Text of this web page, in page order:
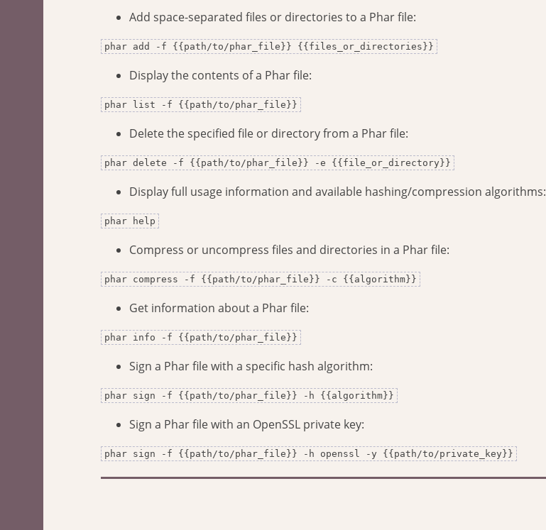
Add space-separated files or directories to a Phar file:
phar add -f {{path/to/phar_file}} {{files_or_directories}}
Display the contents of a Phar file:
phar list -f {{path/to/phar_file}}
Delete the specified file or directory from a Phar file:
phar delete -f {{path/to/phar_file}} -e {{file_or_directory}}
Display full usage information and available hashing/compression algorithms:
phar help
Compress or uncompress files and directories in a Phar file:
phar compress -f {{path/to/phar_file}} -c {{algorithm}}
Get information about a Phar file:
phar info -f {{path/to/phar_file}}
Sign a Phar file with a specific hash algorithm:
phar sign -f {{path/to/phar_file}} -h {{algorithm}}
Sign a Phar file with an OpenSSL private key:
phar sign -f {{path/to/phar_file}} -h openssl -y {{path/to/private_key}}